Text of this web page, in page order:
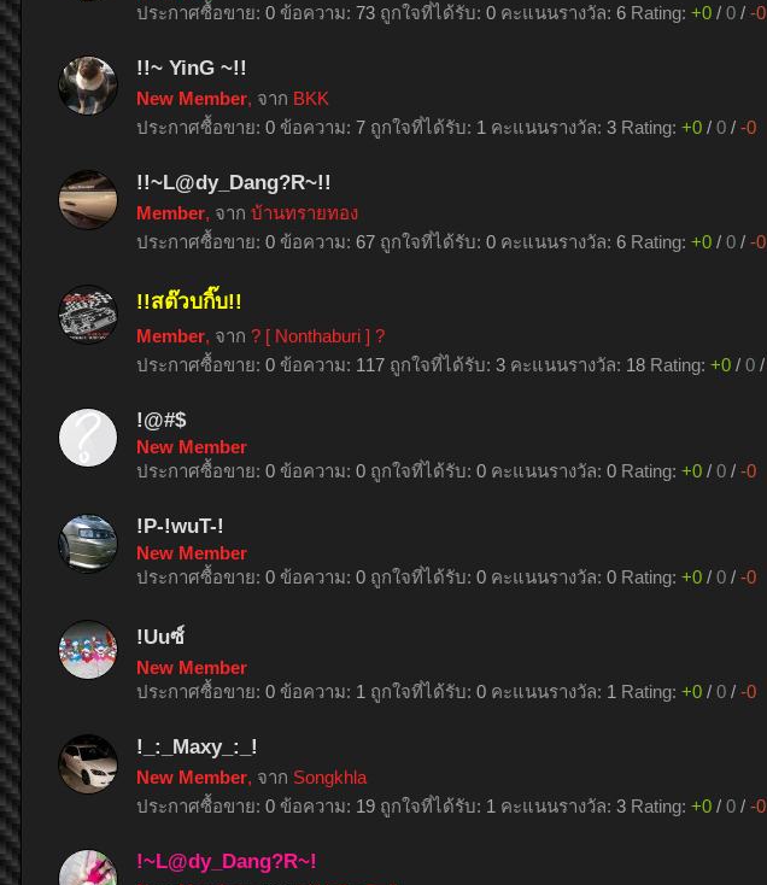
ประกาศซื้อขาย: 0 ข้อความ: 73 ถูกใจที่ได้รับ: 0 คะแนนรางวัล: 6 Rating: +0 / 0 / -0
!!~ YinG ~!!
New Member, จาก BKK
ประกาศซื้อขาย: 0 ข้อความ: 7 ถูกใจที่ได้รับ: 1 คะแนนรางวัล: 3 Rating: +0 / 0 / -0
!!~L@dy_Dang?R~!!
Member, จาก บ้านทรายทอง
ประกาศซื้อขาย: 0 ข้อความ: 67 ถูกใจที่ได้รับ: 0 คะแนนรางวัล: 6 Rating: +0 / 0 / -0
!!สต๊วบกิ๊บ!!
Member, จาก ? [ Nonthaburi ] ?
ประกาศซื้อขาย: 0 ข้อความ: 117 ถูกใจที่ได้รับ: 3 คะแนนรางวัล: 18 Rating: +0 / 0 /
!@#$
New Member
ประกาศซื้อขาย: 0 ข้อความ: 0 ถูกใจที่ได้รับ: 0 คะแนนรางวัล: 0 Rating: +0 / 0 / -0
!P-!wuT-!
New Member
ประกาศซื้อขาย: 0 ข้อความ: 0 ถูกใจที่ได้รับ: 0 คะแนนรางวัล: 0 Rating: +0 / 0 / -0
!Uuซ์
New Member
ประกาศซื้อขาย: 0 ข้อความ: 1 ถูกใจที่ได้รับ: 0 คะแนนรางวัล: 1 Rating: +0 / 0 / -0
!_:_Maxy_:_!
New Member, จาก Songkhla
ประกาศซื้อขาย: 0 ข้อความ: 19 ถูกใจที่ได้รับ: 1 คะแนนรางวัล: 3 Rating: +0 / 0 / -0
!~L@dy_Dang?R~!